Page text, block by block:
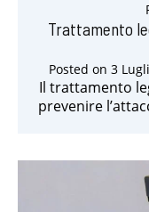
Trattamento
Posted on 3
Il trattamento
prevenire